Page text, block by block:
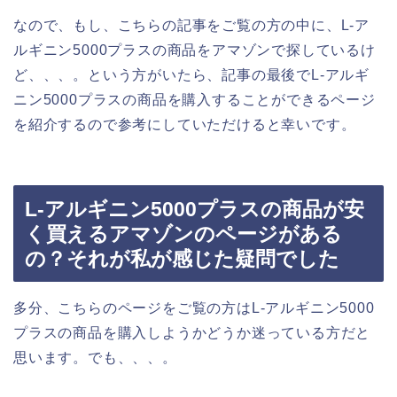
なので、もし、こちらの記事をご覧の方の中に、L-ア
ルギニン5000プラスの商品をアマゾンで探しているけ
ど、、、。という方がいたら、記事の最後でL-アルギ
ニン5000プラスの商品を購入することができるページ
を紹介するので参考にしていただけると幸いです。
L-アルギニン5000プラスの商品が安
く買えるアマゾンのページがある
の？それが私が感じた疑問でした
多分、こちらのページをご覧の方はL-アルギニン5000
プラスの商品を購入しようかどうか迷っている方だと
思います。でも、、、。